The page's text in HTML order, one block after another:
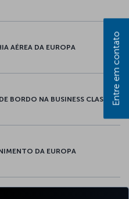
AÉREA DA EUROPA
BORDO NA BUSINESS CLASS
DA EUROPA
Entre em contato